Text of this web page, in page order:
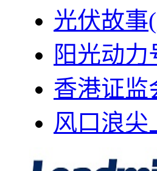
光伏故事
阳光动
香港证监
风口浪尖